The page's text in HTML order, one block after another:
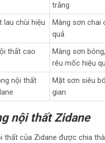
trắng
lau chùi hiệu
Màng sơn chai
quả
thất cao
Màng sơn
rêu mốc hiệu
nội thất
Mặt sơn siêu
gian
nội thất Zidane
thất của Zidane được chia